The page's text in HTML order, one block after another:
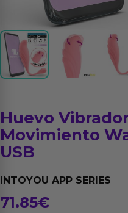
Huevo
Movimiento
USB
INTOYOU APP SERIES
71.85€